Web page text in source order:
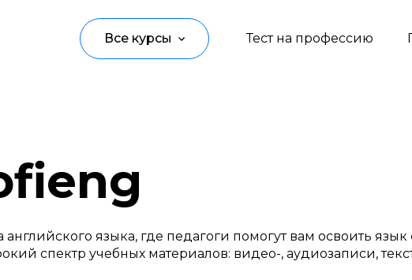
Тест на профессию
Все курсы
Дизайн
Маркетинг
Аналитика
языка, где педагоги помогут вам освоить
спектр учебных материалов: видео-, аудиозаписи,